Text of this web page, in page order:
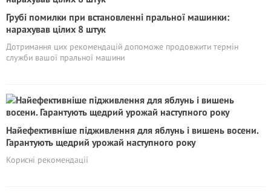
Грубі помилки при встановленні пральної машинки:
нарахував цілих 8 штук
Дотримання цих рекомендацій допоможе продовжити термін
служби вашої пральної машини
Найефективніше підживлення для яблунь і вишень восени.
Гарантують щедрий урожай наступного року
Корисні рекомендації